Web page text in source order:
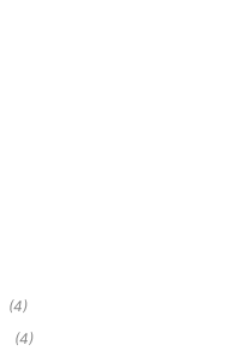
(4)
(4)